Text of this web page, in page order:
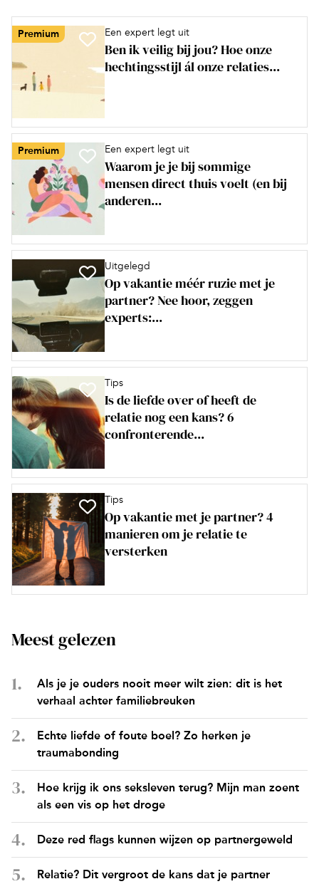
Premium Een expert legt uit
Ben ik veilig bij jou? Hoe onze
hechtingsstijl ál onze relaties...
Premium Een expert legt uit
Waarom je je bij sommige
mensen direct thuis voelt (en bij
anderen...
Uitgelegd
Op vakantie méér ruzie met je
partner? Nee hoor, zeggen
experts:...
Tips
Is de liefde over of heeft de
relatie nog een kans? 6
confronterende...
Tips
Op vakantie met je partner? 4
manieren om je relatie te
versterken
Meest gelezen
Als je je ouders nooit meer wilt zien: dit is het
verhaal achter familiebreuken
Echte liefde of foute boel? Zo herken je
traumabonding
Hoe krijg ik ons seksleven terug? Mijn man zoent
als een vis op het droge
Deze red flags kunnen wijzen op partnergeweld
Relatie? Dit vergroot de kans dat je partner